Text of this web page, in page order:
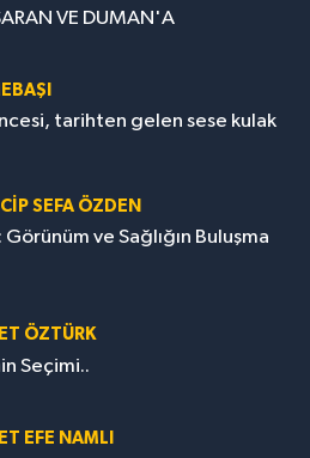
VE DUMAN'A
tarihten gelen sese kulak
SEFA ÖZDEN
ve Sağlığın Buluşma
ÖZTÜRK
Seçimi..
EFE NAMLI